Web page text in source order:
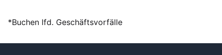
*Buchen lfd. Geschäftsvorfälle